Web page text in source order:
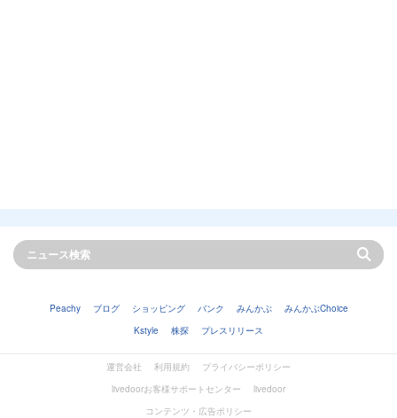
Peachy ブログ ショッピング バンク みんかぶ
みんかぶChoice
Kstyle
株探 プレスリリース
運営会社 利用規約
プライバシーポリシー
livedoorお客様サポートセンター
livedoor
コンテンツ・広告ポリシー